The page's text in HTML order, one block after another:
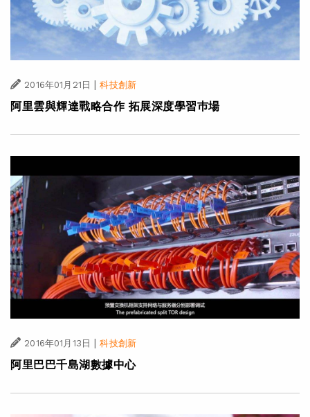
2016年01月21日 | 科技創新
阿里雲與輝達戰略合作 拓展深度學習巿場
2016年01月13日 | 科技創新
阿里巴巴千島湖數據中心